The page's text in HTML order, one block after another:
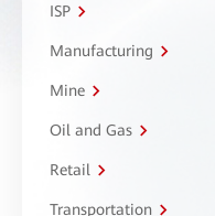
ISP
Manufacturing
Mine
Oil and Gas
Retail
Transportation